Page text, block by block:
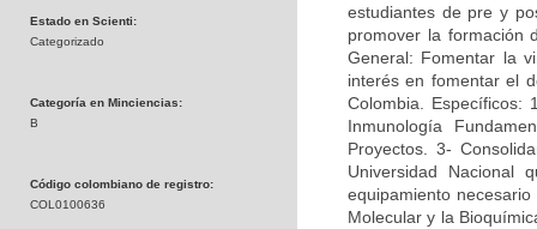
Estado en Scienti:
Categorizado
Categoría en Minciencias:
B
Código colombiano de registro:
COL0100636
estudiantes de pre y
promover la formación
General: Fomentar la
interés en fomentar el
Colombia. Específicos:
Inmunología
Proyectos. 3-
Universidad
equipamiento
Molecular y la